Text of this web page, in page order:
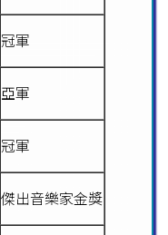
冠軍
亞軍
冠軍
傑出音樂家金獎